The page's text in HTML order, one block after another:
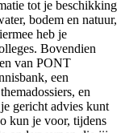
tot je beschikking
bodem en natuur,
heb je
Bovendien
van PONT
een
en
gericht advies kunt
kun je voor, tijdens